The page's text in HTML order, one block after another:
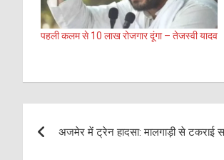
पहली कलम से 10 लाख रोजगार दूंगा – तेजस्वी यादव
अजमेर में ट्रेन हादसा: मालगाड़ी से टकराई